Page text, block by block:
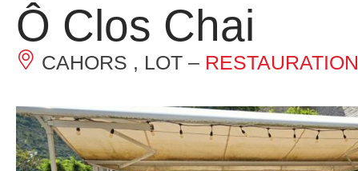
Ô Clos Chai
CAHORS , LOT – RESTAURATION